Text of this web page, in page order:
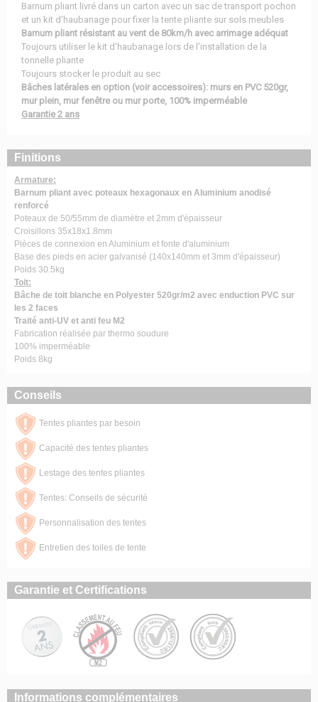
Barnum pliant livré dans un carton avec un sac de transport pochon
et un kit d'haubanage pour fixer la tente pliante sur sols meubles
Barnum pliant résistant au vent de 80km/h avec arrimage adéquat
Toujours utiliser le kit d'haubanage lors de l'installation de la
tonnelle pliante
Toujours stocker le produit au sec
Bâches latérales en option (voir accessoires): murs en PVC 520gr,
mur plein, mur fenêtre ou mur porte, 100% imperméable
Garantie 2 ans
Finitions
Armature:
Barnum pliant avec poteaux hexagonaux en Aluminium anodisé
renforcé
Poteaux de 50/55mm de diamètre et 2mm d'épaisseur
Croisillons 35x18x1.8mm
Pièces de connexion en Aluminium et fonte d'aluminium
Base des pieds en acier galvanisé (140x140mm et 3mm d'épaisseur)
Poids 30.5kg
Toit:
Bâche de toit blanche en Polyester 520gr/m2 avec enduction PVC sur
les 2 faces
Traité anti-UV et anti feu M2
Fabrication réalisée par thermo soudure
100% imperméable
Poids 8kg
Conseils
Tentes pliantes par besoin
Capacité des tentes pliantes
Lestage des tentes pliantes
Tentes: Conseils de sécurité
Personnalisation des tentes
Entretien des toiles de tente
Garantie et Certifications
Informations complémentaires